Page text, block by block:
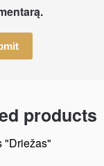
products